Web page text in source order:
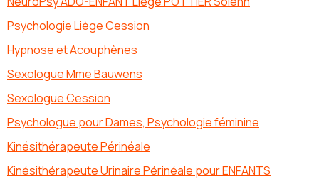
Psychologie Liège Cession
Hypnose et Acouphènes
Sexologue Mme Bauwens
Sexologue Cession
Psychologue pour Dames, Psychologie féminine
Kinésithérapeute Périnéale
Kinésithérapeute Urinaire Périnéale pour ENFANTS